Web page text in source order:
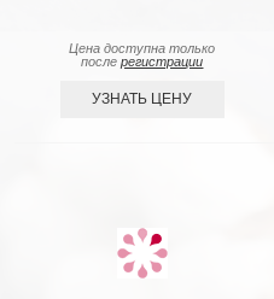
Цена доступна только
послерегистрации
УЗНАТЬ ЦЕНУ